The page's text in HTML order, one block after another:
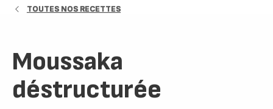
TOUTES NOS RECETTES
Moussaka
déstructurée